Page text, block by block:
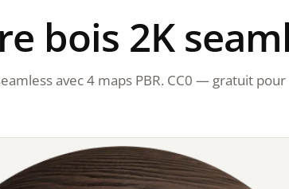
bois 2K
avec 4 maps PBR. CC0 — gratuit pour